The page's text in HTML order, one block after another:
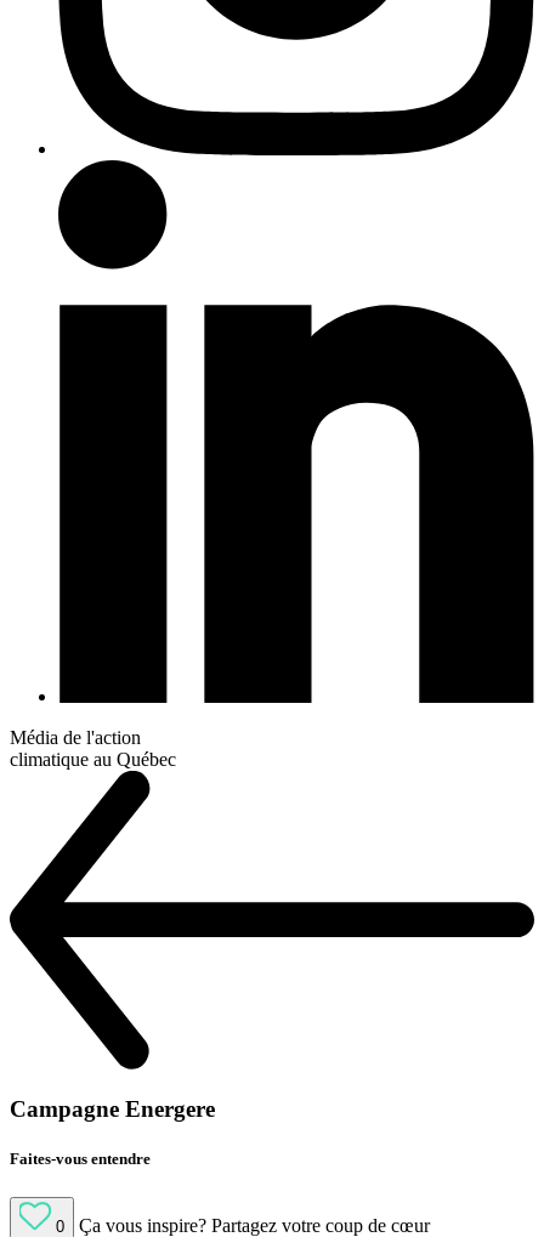
Média de l'action
climatique au Québec
Campagne Energere
Faites-vous entendre
0 Ça vous inspire? Partagez votre coup de cœur